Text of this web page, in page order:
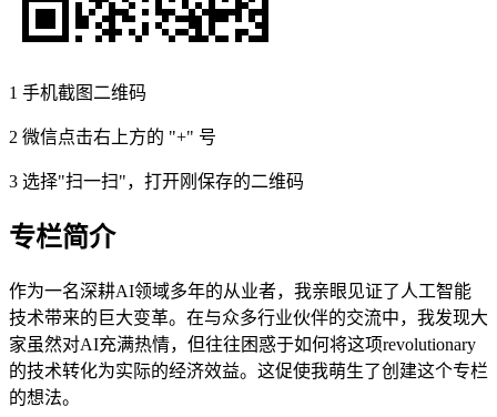
1 手机截图二维码
2 微信点击右上方的 "+" 号
3 选择"扫一扫"，打开刚保存的二维码
专栏简介
作为一名深耕AI领域多年的从业者，我亲眼见证了人工智能
技术带来的巨大变革。在与众多行业伙伴的交流中，我发现大
家虽然对AI充满热情，但往往困惑于如何将这项revolutionary
的技术转化为实际的经济效益。这促使我萌生了创建这个专栏
的想法。